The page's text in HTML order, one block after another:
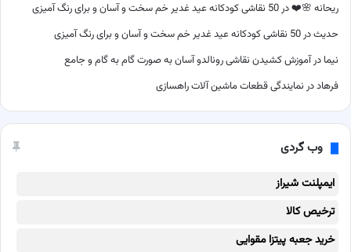
ریحانه 🌸❤️در50 نقاشی کودکانه عید غدیر خم سخت و آسان و برای رنگ آمیزی
حدیثدر50 نقاشی کودکانه عید غدیر خم سخت و آسان و برای رنگ آمیزی
نیما درآموزش کشیدن نقاشی رونالدو آسان به صورت گام به گام و جامع
فرهاددر نمایندگی قطعات ماشین آلات راهسازی
وب گردی
ایمپلنت شیراز
ترخیص کالا
خرید جعبه پیتزا مقوایی